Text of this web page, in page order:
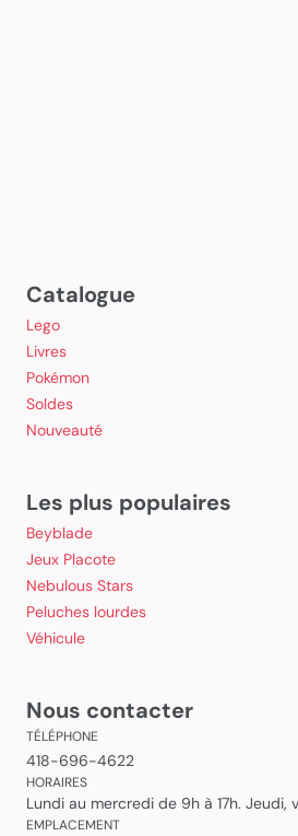
Catalogue
Lego
Livres
Pokémon
Soldes
Nouveauté
Les plus populaires
Beyblade
Jeux Placote
Nebulous Stars
Peluches lourdes
Véhicule
Nous contacter
TÉLÉPHONE
418-696-4622
HORAIRES
Lundi au mercredi de 9h à 17h. Jeudi,
EMPLACEMENT